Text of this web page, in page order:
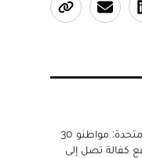
تأشيرة الدخول للولايات المتحدة: مواطنو 30
كفالة تصل إلى